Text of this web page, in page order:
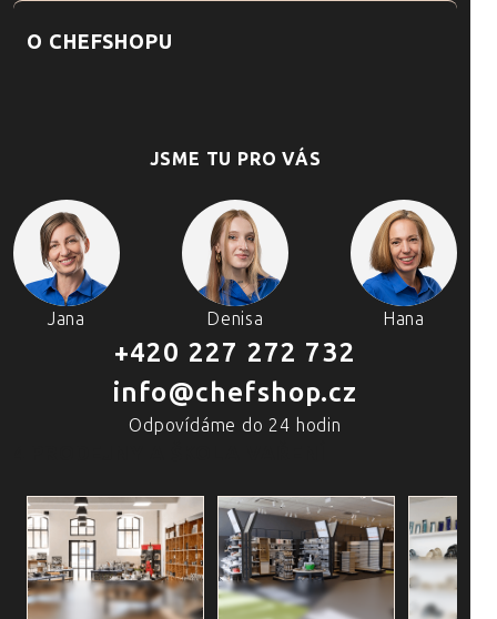
O CHEFSHOPU
JSME TU PRO VÁS
Jana Denisa Hana
+420 227 272 732
info@chefshop.cz
Odpovídáme do 24 hodin